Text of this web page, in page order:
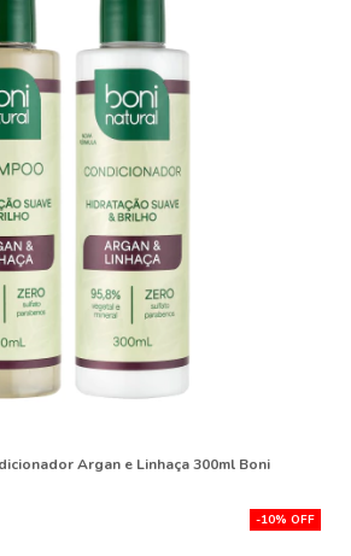
Argan e Linhaça 300ml Boni
-10% OFF